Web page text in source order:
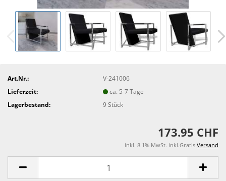
Art.Nr.:
V-241006
Lieferzeit:
ca. 5-7 Tage
Lagerbestand:
9Stück
173.95 CHF
inkl. 8.1% MwSt. inkl.Gratis Versand